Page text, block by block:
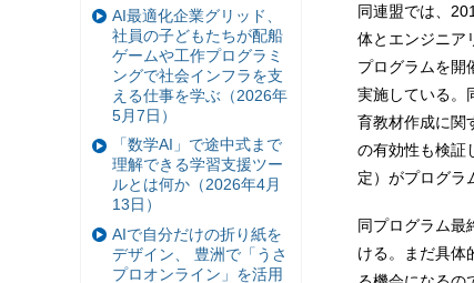
同連盟では、
体とエンジニア
プログラムを開
実施している。
育教材作成に関
の有効性も検証
定）がプログラ
同プログラム最
ける。まだ具体
AI最適化企業グリッド、
社員の子どもたちが配船
ゲームや工作プログラミ
ングで社会インフラを支
える仕事を学ぶ（2026年
5月7日）
「数学AI」で途中式まで
理解できる学習支援ツー
ルとは何か（2026年4月
13日）
AIで自分だけの折り紙を
デザイン、 豊洲で「うさ
プロオンライン」を活用